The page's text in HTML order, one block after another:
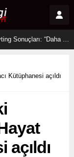
2 Ağustos 2026 Sosyal Medya Reyting Sonuçları: “Daha 17” Ekranlara Ambargo Koydu!
Kütüphanesi açıldı